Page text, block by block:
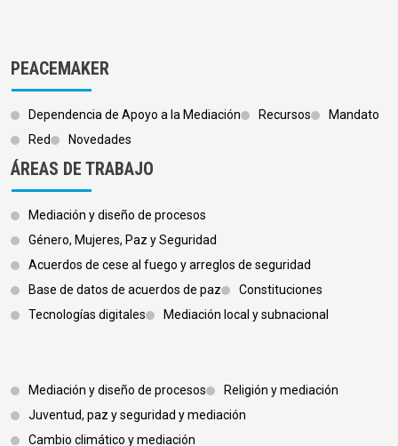
PEACEMAKER
Dependencia de Apoyo a la Mediación Recursos
Mandato
Red
Novedades
ÁREAS DE TRABAJO
Mediación y diseño de procesos
Género, Mujeres, Paz y Seguridad
Acuerdos de cese al fuego y arreglos de seguridad
Base de datos de acuerdos de paz
Constituciones
Tecnologías digitales
Mediación local y subnacional
Footer 3
Mediación y diseño de procesos
Religión y mediación
Juventud, paz y seguridad y mediación
Cambio climático y mediación